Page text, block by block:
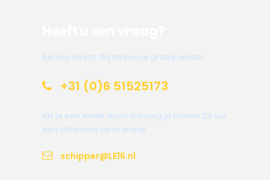
Bel ons direct. Wij helpen je graag verder.
+31 (0)6 51525173
Als je een email stuurt ontvang je binnen 24 uur
een antwoord op je vraag.
schipper@LE16.nl